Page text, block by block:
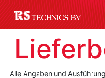
Alle Angaben und